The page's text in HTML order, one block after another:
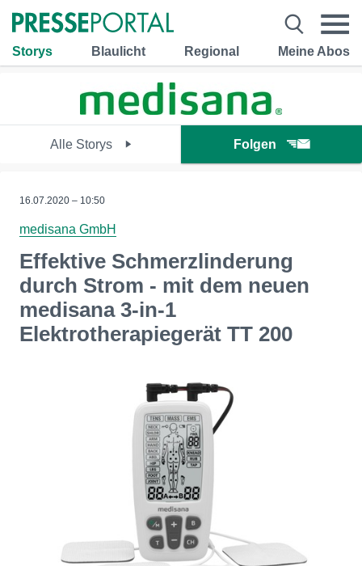
Storys Blaulicht Regional Meine Abos
Alle Storys Folgen
16.07.2020 – 10:50
medisana GmbH
Effektive Schmerzlinderung
durch Strom - mit dem neuen
medisana 3-in-1
Elektrotherapiegerät TT 200